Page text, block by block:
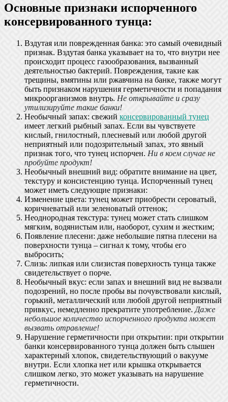
Основные признаки испорченного
консервированного тунца:
Вздутая или поврежденная банка: это самый очевидный
признак. Вздутая банка указывает на то, что внутри нее
происходит процесс газообразования, вызванный
деятельностью бактерий. Повреждения, такие как
трещины, вмятины или ржавчина на банке, также могут
быть признаком нарушения герметичности и попадания
микроорганизмов внутрь. Не открывайте и сразу
утилизируйте такие банки!
Необычный запах: свежий консервированный тунец
имеет легкий рыбный запах. Если вы чувствуете
кислый, гнилостный, плесневый или любой другой
неприятный или подозрительный запах, это явный
признак того, что тунец испорчен. Ни в коем случае не
пробуйте продукт!
Необычный внешний вид: обратите внимание на цвет,
текстуру и консистенцию тунца. Испорченный тунец
может иметь следующие признаки:
Изменение цвета: тунец может приобрести сероватый,
коричневатый или зеленоватый оттенок;
Неоднородная текстура: тунец может стать слишком
мягким, водянистым или, наоборот, сухим и жестким;
Появление плесени: даже небольшие пятна плесени на
поверхности тунца – сигнал к тому, чтобы его
выбросить;
Слизь: липкая или слизистая поверхность тунца также
свидетельствует о порче.
Необычный вкус: если запах и внешний вид не вызвали
подозрений, но после пробы вы почувствовали кислый,
горький, металлический или любой другой неприятный
привкус, немедленно прекратите употребление. Даже
небольшое количество испорченного продукта может
вызвать отравление!
Нарушение герметичности при открытии: при открытии
банки консервированного тунца должен быть слышен
характерный хлопок, свидетельствующий о вакууме
внутри. Если хлопка нет или крышка открывается
слишком легко, это может указывать на нарушение
герметичности.